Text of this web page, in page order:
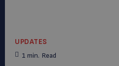
UPDATES
1 min. Read